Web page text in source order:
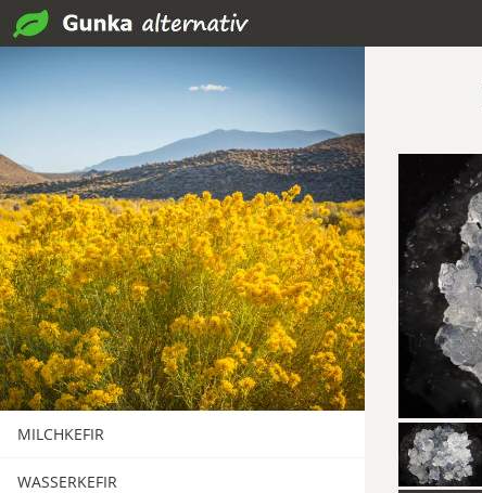
MILCHKEFIR
HAUPTSEITE ZUR KEFIRKNOLLE
WASSERKEFIR